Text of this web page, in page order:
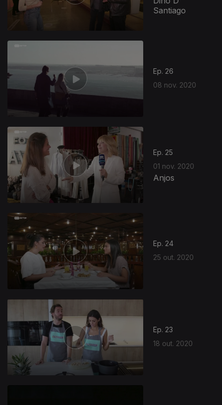
Santiago
Ep. 26
08 nov. 2020
Ep. 25
01 nov. 2020
Anjos
Ep. 24
25 out. 2020
Ep. 23
18 out. 2020